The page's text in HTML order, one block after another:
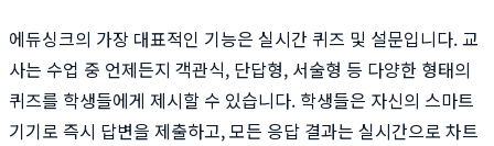
에듀싱크의 가장 대표적인 기능은 실시간 퀴즈 및 설문입니다. 교
사는 수업 중 언제든지 객관식, 단답형, 서술형 등 다양한 형태의
퀴즈를 학생들에게 제시할 수 있습니다. 학생들은 자신의 스마트
기기로 즉시 답변을 제출하고, 모든 응답 결과는 실시간으로 차트